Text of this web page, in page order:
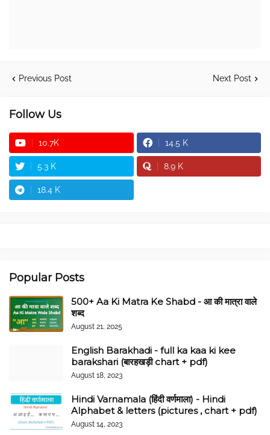
Previous Post Next Post
Follow Us
10.7K 14.5 K
5.3 K 8.9 K
18.4 K
Popular Posts
500+ Aa Ki Matra Ke Shabd - आ की मात्रा वाले
शब्द
August 21, 2025
English Barakhadi - full ka kaa ki kee
barakshari (बारहखड़ी chart + pdf)
August 18, 2023
Hindi Varnamala (हिंदी वर्णमाला) - Hindi
Alphabet & letters (pictures , chart + pdf)
August 14, 2023